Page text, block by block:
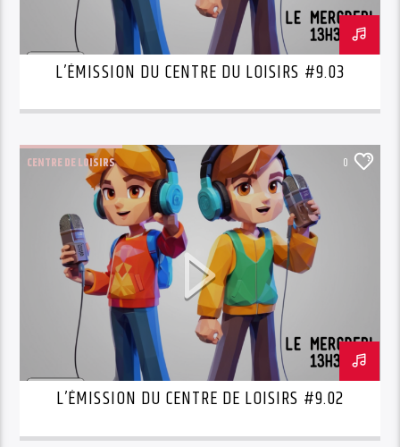
L’ÉMISSION DU CENTRE DU LOISIRS #9.03
CENTRE DE LOISIRS 0
L’ÉMISSION DU CENTRE DE LOISIRS #9.02